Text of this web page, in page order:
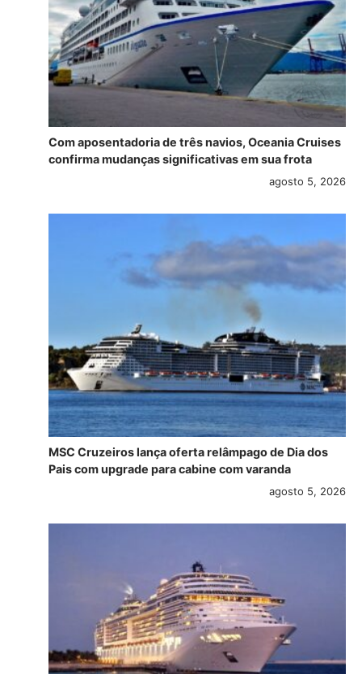
Com aposentadoria de três navios, Oceania Cruises
confirma mudanças significativas em sua frota
agosto 5, 2026
MSC Cruzeiros lança oferta relâmpago de Dia dos
Pais com upgrade para cabine com varanda
agosto 5, 2026